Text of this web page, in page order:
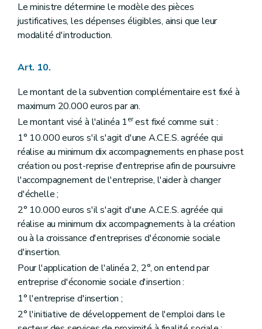
Le ministre détermine le modèle des pièces
justificatives, les dépenses éligibles, ainsi que leur
modalité d'introduction.
Art. 10.
Le montant de la subvention complémentaire est fixé à
maximum 20.000 euros par an.
Le montant visé à l'alinéa 1erest fixé comme suit :
1° 10.000 euros s'il s'agit d'une A.C.E.S. agréée qui
réalise au minimum dix accompagnements en phase post
création ou post-reprise d'entreprise afin de poursuivre
l'accompagnement de l'entreprise, l'aider à changer
d'échelle ;
2° 10.000 euros s'il s'agit d'une A.C.E.S. agréée qui
réalise au minimum dix accompagnements à la création
ou à la croissance d'entreprises d'économie sociale
d'insertion.
Pour l'application de l'alinéa 2, 2°, on entend par
entreprise d'économie sociale d'insertion :
1° l'entreprise d'insertion ;
2° l'initiative de développement de l'emploi dans le